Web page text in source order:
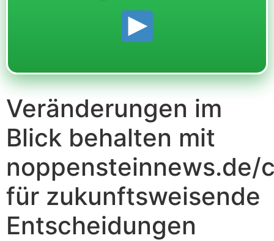
Veränderungen im
Blick behalten mit
für zukunftsweisende
Entscheidungen